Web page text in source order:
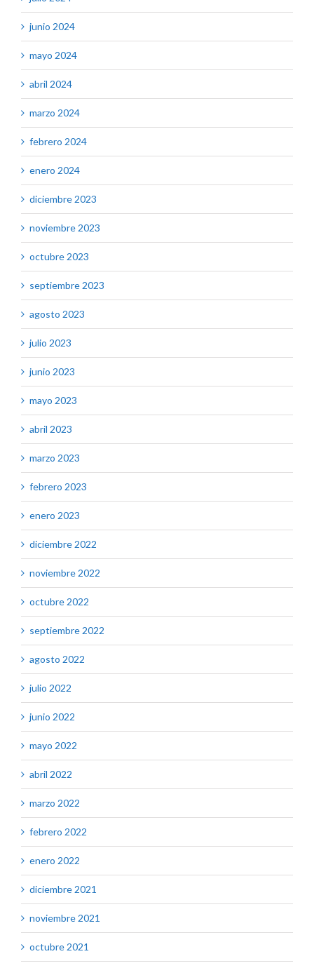
junio 2024
mayo 2024
abril 2024
marzo 2024
febrero 2024
enero 2024
diciembre 2023
noviembre 2023
octubre 2023
septiembre 2023
agosto 2023
julio 2023
junio 2023
mayo 2023
abril 2023
marzo 2023
febrero 2023
enero 2023
diciembre 2022
noviembre 2022
octubre 2022
septiembre 2022
agosto 2022
julio 2022
junio 2022
mayo 2022
abril 2022
marzo 2022
febrero 2022
enero 2022
diciembre 2021
noviembre 2021
octubre 2021